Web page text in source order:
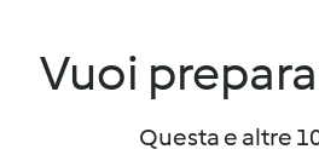
Vuoi
Questa e altre